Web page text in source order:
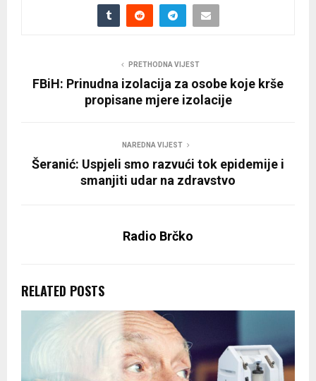
PRETHODNA VIJEST
FBiH: Prinudna izolacija za osobe koje krše
propisane mjere izolacije
NAREDNA VIJEST
Šeranić: Uspjeli smo razvući tok epidemije i
smanjiti udar na zdravstvo
Radio Brčko
RELATED POSTS